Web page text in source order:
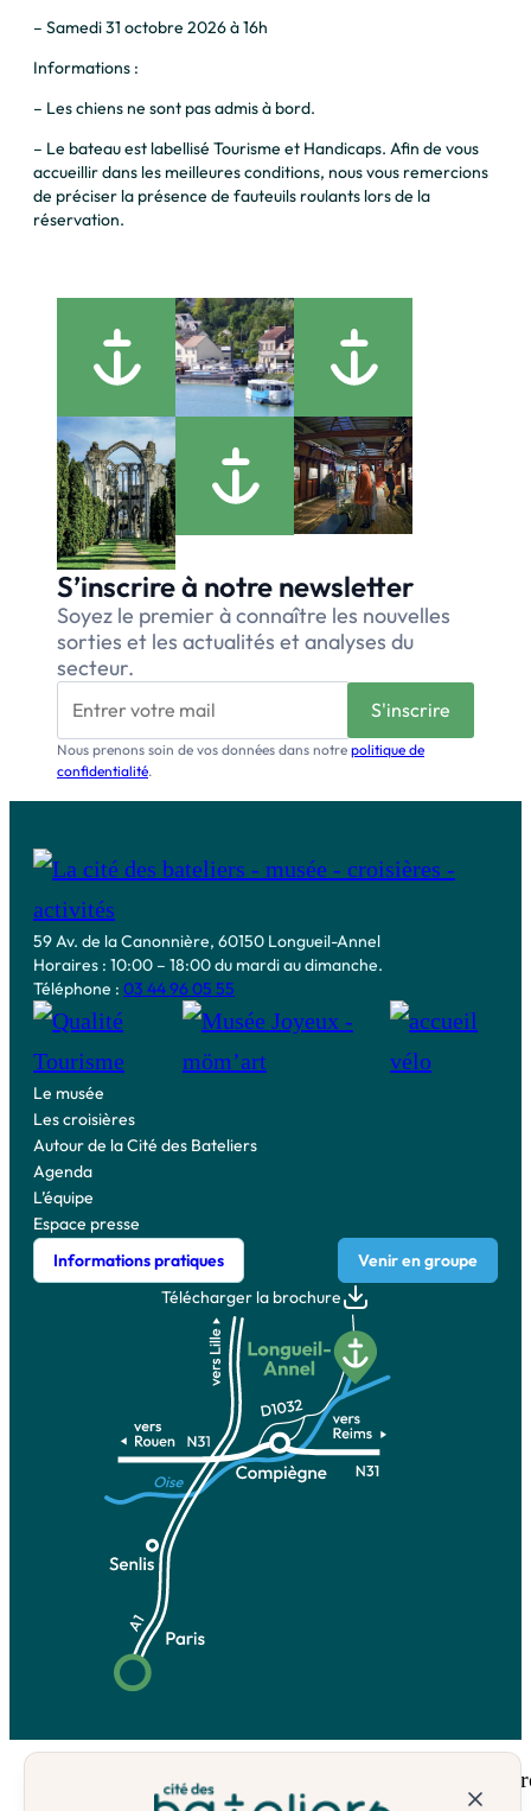
– Samedi 31 octobre 2026 à 16h
Informations :
– Les chiens ne sont pas admis à bord.
– Le bateau est labellisé Tourisme et Handicaps. Afin de vous
accueillir dans les meilleures conditions, nous vous remercions
de préciser la présence de fauteuils roulants lors de la
réservation.
S’inscrire à notre newsletter
Soyez le premier à connaître les nouvelles
sorties et les actualités et analyses du
secteur.
Nous prenons soin de vos données dans notre politique de
confidentialité.
59 Av. de la Canonnière, 60150 Longueil-Annel
Horaires : 10:00 – 18:00 du mardi au dimanche.
Téléphone : 03 44 96 05 55
Le musée
Les croisières
Autour de la Cité des Bateliers
Agenda
L’équipe
Espace presse
Informations pratiques
Venir en groupe
Télécharger la brochure